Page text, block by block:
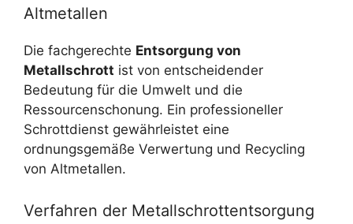
Altmetallen
Die fachgerechte Entsorgung von
Metallschrott ist von entscheidender
Bedeutung für die Umwelt und die
Ressourcenschonung. Ein professioneller
Schrottdienst gewährleistet eine
ordnungsgemäße Verwertung und Recycling
von Altmetallen.
Verfahren der Metallschrottentsorgung